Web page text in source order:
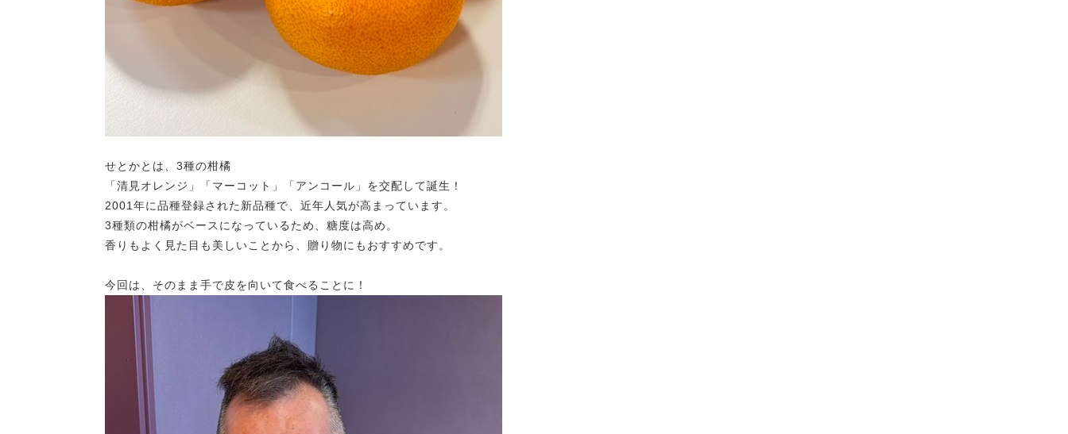
せとかとは、3種の柑橘
「清見オレンジ」「マーコット」「アンコール」を交配して誕生！
2001年に品種登録された新品種で、近年人気が高まっています。
3種類の柑橘がベースになっているため、糖度は高め。
香りもよく見た目も美しいことから、贈り物にもおすすめです。
今回は、そのまま手で皮を向いて食べることに！